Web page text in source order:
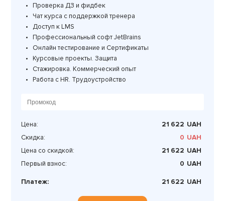
Проверка ДЗ и фидбек
Чат курса с поддержкой тренера
Доступ к LMS
Профессиональный софт JetBrains
Онлайн тестирование и Сертификаты
Курсовые проекты. Защита
Стажировка. Коммерческий опыт
Работа с HR. Трудоустройство
Цена: 21 622 UAH
Скидка:
0 UAH
Цена со скидкой:
21 622 UAH
Первый взнос:
0 UAH
Платеж: 21 622 UAH